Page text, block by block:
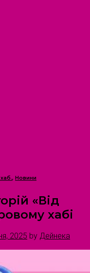
, Новини
«Від
хабі
2025 by Дейнека